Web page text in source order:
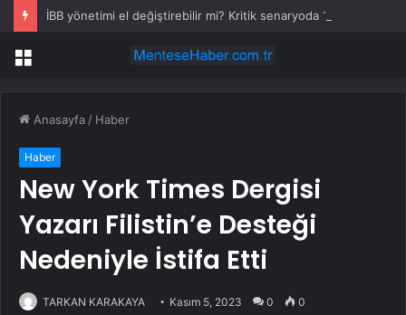
Menü
Anasayfa / Haber
Haber
New York Times Dergisi
Yazarı Filistin’e Desteği
Nedeniyle İstifa Etti
TARKAN KARAKAYA Kasım 5, 2023 0 0